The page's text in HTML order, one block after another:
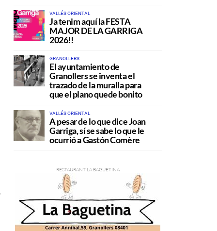
VALLÉS ORIENTAL
Ja tenim aquí la FESTA
MAJOR DE LA GARRIGA
2026!!
GRANOLLERS
El ayuntamiento de
Granollers se inventa el
trazado de la muralla para
que el plano quede bonito
VALLÉS ORIENTAL
A pesar de lo que dice Joan
Garriga, sí se sabe lo que le
ocurrió a Gastón Comère